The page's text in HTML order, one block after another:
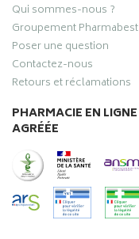
Qui sommes-nous ?
Groupement Pharmabest
Poser une question
Contactez-nous
Retours et réclamations
PHARMACIE EN LIGNE
AGRÉÉE